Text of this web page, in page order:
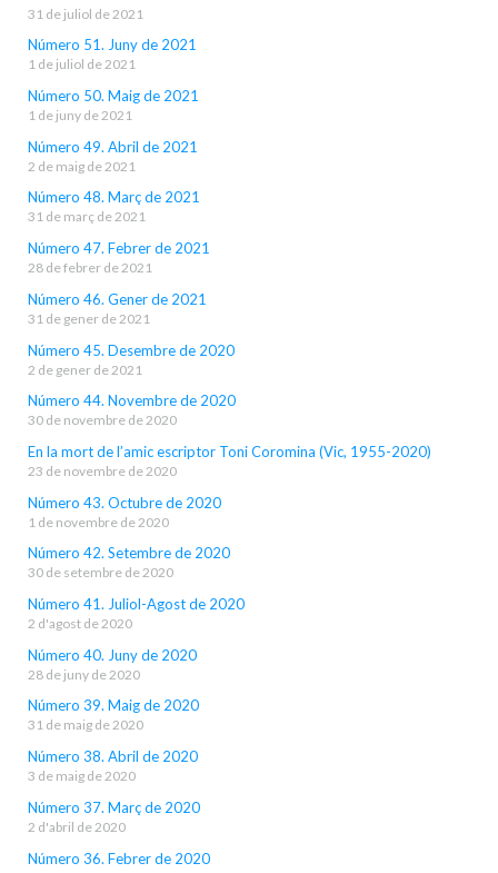
31 de juliol de 2021
Número 51. Juny de 2021
1 de juliol de 2021
Número 50. Maig de 2021
1 de juny de 2021
Número 49. Abril de 2021
2 de maig de 2021
Número 48. Març de 2021
31 de març de 2021
Número 47. Febrer de 2021
28 de febrer de 2021
Número 46. Gener de 2021
31 de gener de 2021
Número 45. Desembre de 2020
2 de gener de 2021
Número 44. Novembre de 2020
30 de novembre de 2020
En la mort de l’amic escriptor Toni Coromina (Vic, 1955-2020)
23 de novembre de 2020
Número 43. Octubre de 2020
1 de novembre de 2020
Número 42. Setembre de 2020
30 de setembre de 2020
Número 41. Juliol-Agost de 2020
2 d'agost de 2020
Número 40. Juny de 2020
28 de juny de 2020
Número 39. Maig de 2020
31 de maig de 2020
Número 38. Abril de 2020
3 de maig de 2020
Número 37. Març de 2020
2 d'abril de 2020
Número 36. Febrer de 2020